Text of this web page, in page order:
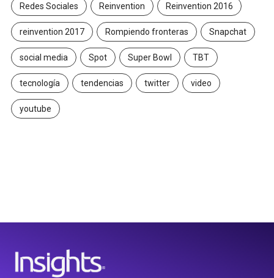
Redes Sociales Reinvention Reinvention 2016
reinvention 2017 Rompiendo fronteras Snapchat
social media Spot Super Bowl TBT
tecnología tendencias twitter video
youtube